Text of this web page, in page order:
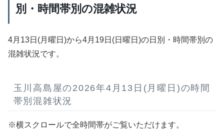
別・時間帯別の混雑状況
4月13日(月曜日)から4月19日(日曜日)の日別・時間帯別の
混雑状況です。
玉川高島屋の2026年4月13日(月曜日)の時間
帯別混雑状況
※横スクロールで全時間帯がご覧いただけます。